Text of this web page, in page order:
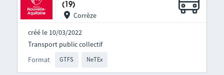
(19)
Corrèze
créé le 10/03/2022
Format GTFS NeTEx
Transport public collectif